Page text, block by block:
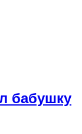
бабушку